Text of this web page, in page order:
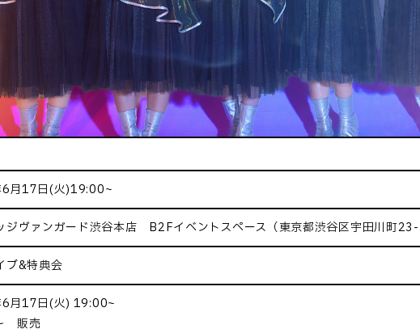
月17日(火)19:00~
ジヴァンガード渋谷本店 B2Fイベントスペース（東京都渋谷区宇田川町23-
ブ&特典会
月17日(火) 19:00~
販売